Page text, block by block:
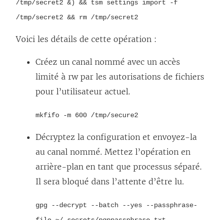
/tmp/secret2 &) && tsm settings import -f
/tmp/secret2 && rm /tmp/secret2
Voici les détails de cette opération :
Créez un canal nommé avec un accès
limité à rw par les autorisations de fichiers
pour l’utilisateur actuel.
mkfifo -m 600 /tmp/secure2
Décryptez la configuration et envoyez-la
au canal nommé. Mettez l’opération en
arrière-plan en tant que processus séparé.
Il sera bloqué dans l’attente d’être lu.
gpg --decrypt --batch --yes --passphrase-